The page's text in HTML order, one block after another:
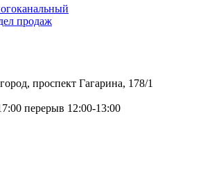
продаж
проспект Гагарина, 178/1
перерыв 12:00-13:00